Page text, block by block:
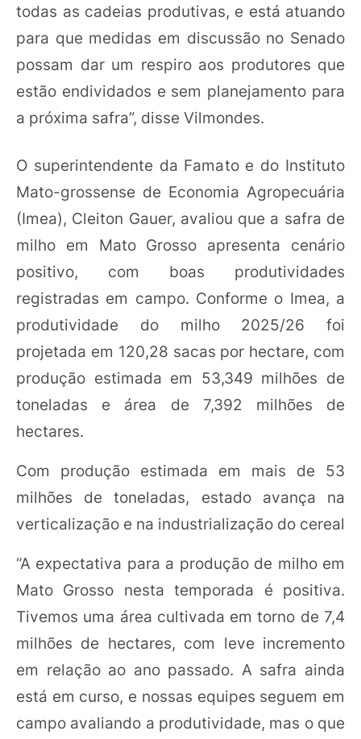
todas as cadeias produtivas, e está atuando
para que medidas em discussão no Senado
possam dar um respiro aos produtores que
estão endividados e sem planejamento para
a próxima safra”, disse Vilmondes.
O superintendente da Famato e do Instituto
Mato-grossense de Economia Agropecuária
(Imea), Cleiton Gauer, avaliou que a safra de
milho em Mato Grosso apresenta cenário
positivo, com boas produtividades
registradas em campo. Conforme o Imea, a
produtividade do milho 2025/26 foi
projetada em 120,28 sacas por hectare, com
produção estimada em 53,349 milhões de
toneladas e área de 7,392 milhões de
hectares.
Com produção estimada em mais de 53
milhões de toneladas, estado avança na
verticalização e na industrialização do cereal
“A expectativa para a produção de milho em
Mato Grosso nesta temporada é positiva.
Tivemos uma área cultivada em torno de 7,4
milhões de hectares, com leve incremento
em relação ao ano passado. A safra ainda
está em curso, e nossas equipes seguem em
campo avaliando a produtividade, mas o que